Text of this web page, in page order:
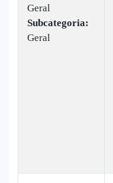
Geral
Subcategoria:
Geral